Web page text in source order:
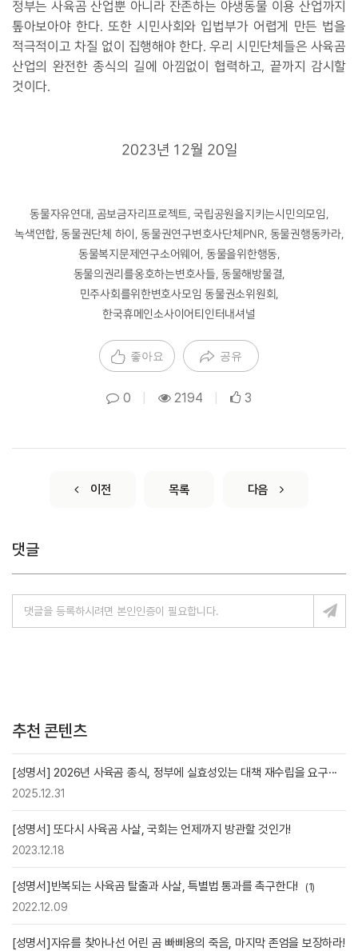
정부는 사육곰 산업뿐 아니라 잔존하는 야생동물 이용 산업까지
톺아보아야 한다.또한 시민사회와 입법부가 어렵게 만든 법을
적극적이고 차질 없이 집행해야 한다.우리 시민단체들은 사육곰
산업의 완전한 종식의 길에 아낌없이 협력하고,끝까지 감시할
것이다.
2023년 12월 20일
동물자유연대 , 곰보금자리프로젝트,국립공원을지키는시민의모임 ,
녹색연합,동물권단체 하이 ,동물권연구변호사단체 PNR, 동물권행동카라,
동물복지문제연구소어웨어 , 동물을위한행동,
동물의권리를옹호하는변호사들, 동물해방물결,
민주사회를위한변호사모임 동물권소위원회 ,
한국휴메인소사이어티인터내셔널
좋아요 공유
0 2194 3
이전 목록 다음
댓글
추천 콘텐츠
[성명서] 2026년 사육곰 종식, 정부에 실효성있는 대책 재수립을 요구···
2025.12.31
[성명서] 또다시 사육곰 사살, 국회는 언제까지 방관할 것인가!
2023.12.18
[성명서]반복되는 사육곰 탈출과 사살, 특별법 통과를 촉구한다! (1)
2022.12.09
[성명서]자유를 찾아나선 어린 곰 빠삐용의 죽음, 마지막 존엄을 보장하라!